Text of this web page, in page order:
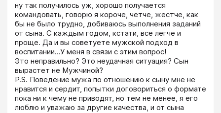
ну так получилось уж, хорошо получается
командовать, говорю я короче, чётче, жестче, как
бы не было трудно, добиваюсь выполнения заданий
от сына. С каждым годом, кстати, все легче и
проще. Да и вы советуете мужской подход в
воспитании...У меня в связи с этим вопрос!
Это неправильно? Это неудачная ситуация? Сын
вырастет не Мужчиной?
P.S. Поведение мужа по отношению к сыну мне не
нравится и сердит, попытки договориться о формате
пока ни к чему не приводят, но тем не менее, я его
люблю и уважаю за другие качества, и от сына